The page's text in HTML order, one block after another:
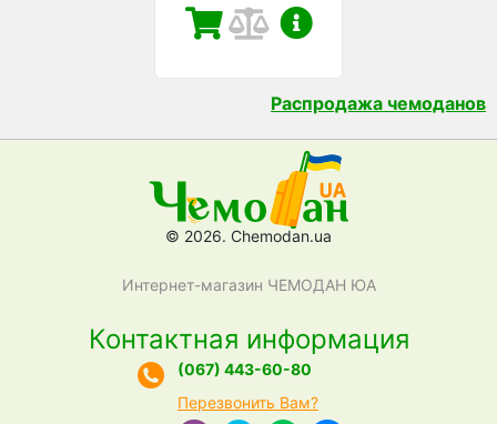
Распродажа чемоданов
© 2026. Chemodan.ua
Интернет-магазин ЧЕМОДАН ЮА
Контактная информация
(067) 443-60-80
Перезвонить Вам?